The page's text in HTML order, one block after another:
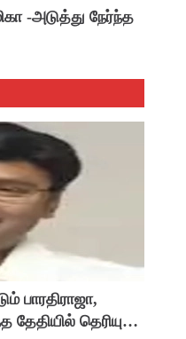
-அடுத்து நேர்ந்த
பாரதிராஜா,
தேதியில் தெரியுமா